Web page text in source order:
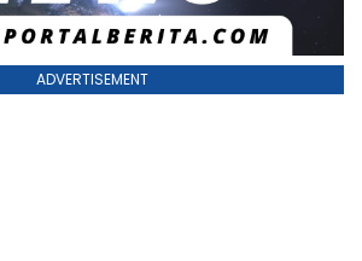
ADVERTISEMENT